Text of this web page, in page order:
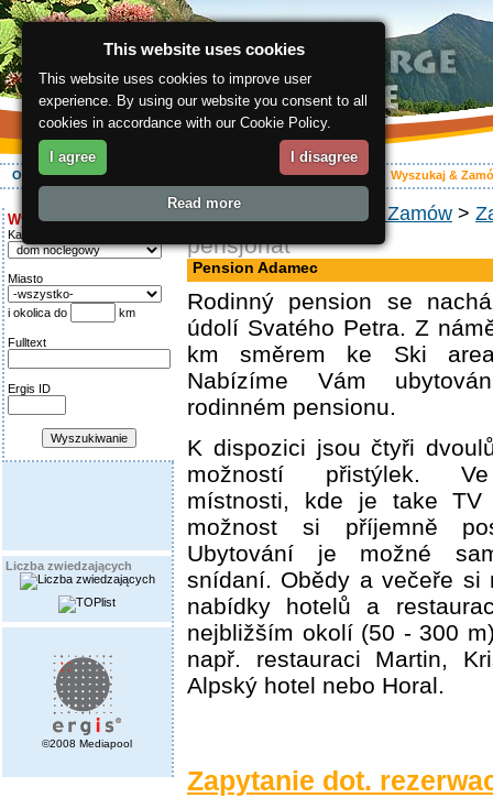
O regionie Aktywnie Zakwaterowanie Wyszukaj &
Wyszukiwanie:
Kategoria
Miasto
i okolica do km
Fulltext
Ergis ID
Liczba zwiedzających
©2008 Mediapool
ergis.cz Wyszukaj & Zamów >
pensjonat
Pension Adamec
Rodinný pension se
údolí Svatého Petra. Z
km směrem ke Ski
Nabízíme Vám
rodinném pensionu.
K dispozici jsou čtyři
možností přistýlek.
místnosti, kde je take
možnost si příjemně
Ubytování je možné
snídaní. Obědy a večeře si
nabídky hotelů a
nejbližším okolí (50 - 300
např. restauraci Martin,
Alpský hotel nebo Horal.
Zapytanie dot.
This website uses cookies
This website uses cookies to improve user
experience. By using our website you consent to all
cookies in accordance with our Cookie Policy.
I agree I disagree
Read more